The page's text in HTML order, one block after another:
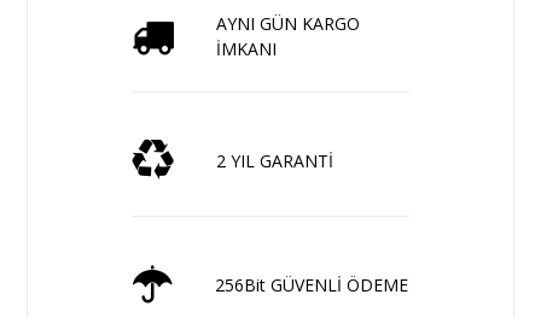
AYNI GÜN KARGO
İMKANI
2 YIL GARANTİ
256Bit GÜVENLİ ÖDEME